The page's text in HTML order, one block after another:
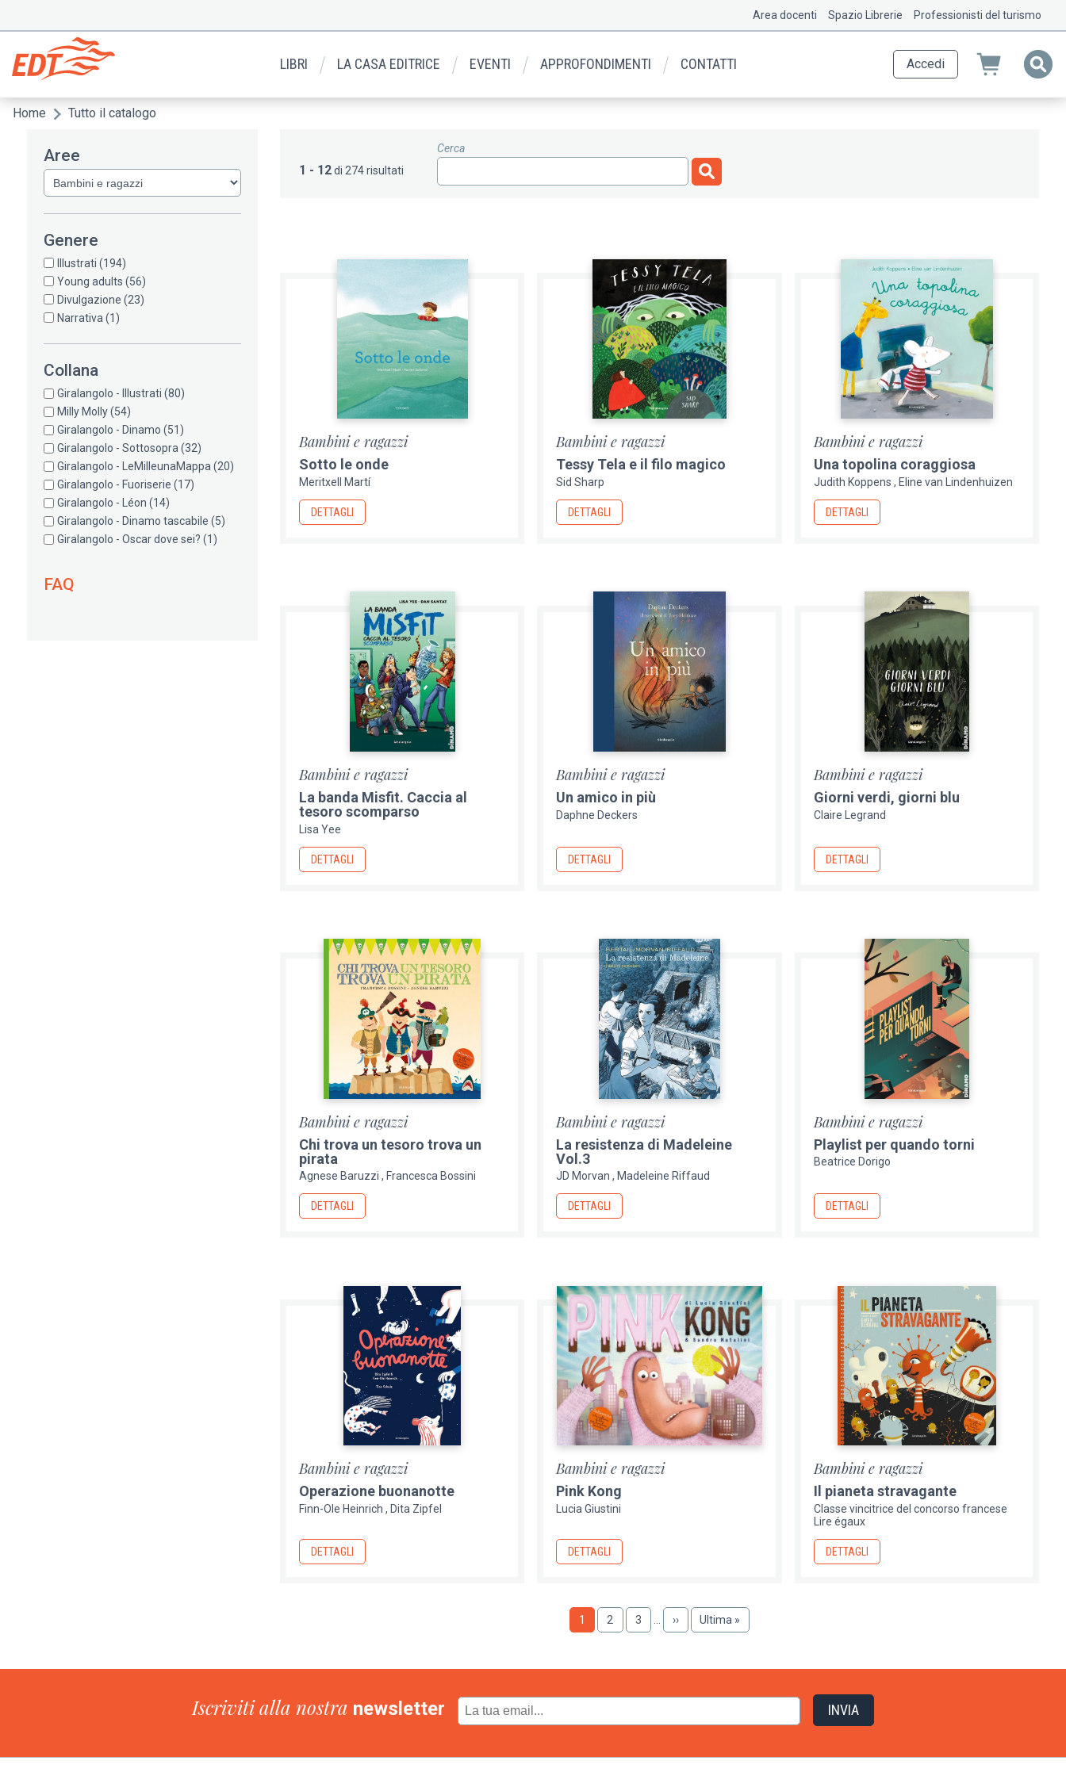
contenuto
principale
Menu
secondario
Area docenti Spazio Librerie Professionisti del turismo
LIBRI LA CASA EDITRICE EVENTI APPROFONDIMENTI CONTATTI Accedi
Briciole
pane
Home Tutto il catalogo
Aree
Genere
Illustrati (194)
Young adults (56)
Divulgazione (23)
Narrativa (1)
Collana
Giralangolo - Illustrati (80)
Milly Molly(54)
Giralangolo - Dinamo (51)
Giralangolo - Sottosopra (32)
Giralangolo - LeMilleunaMappa (20)
Giralangolo - Fuoriserie (17)
Giralangolo - Léon (14)
Giralangolo - Dinamo tascabile (5)
Giralangolo - Oscar dove sei? (1)
FAQ
1 - 12di 274 risultati
Cerca
Bambini e ragazzi
Sotto le onde
Meritxell Martí
DETTAGLI
Bambini e ragazzi
Tessy Tela e il filo magico
Sid Sharp
DETTAGLI
Bambini e ragazzi
Una topolina coraggiosa
Judith Koppens Eline van Lindenhuizen
DETTAGLI
Bambini e ragazzi
La banda Misfit. Caccia al
tesoro scomparso
Lisa Yee
DETTAGLI
Bambini e ragazzi
Un amico in più
Daphne Deckers
DETTAGLI
Bambini e ragazzi
Giorni verdi, giorni blu
Claire Legrand
DETTAGLI
Bambini e ragazzi
Chi trova un tesoro trova un
pirata
Agnese Baruzzi Francesca Bossini
DETTAGLI
Bambini e ragazzi
La resistenza di Madeleine
Vol.3
JD Morvan Madeleine Riffaud
DETTAGLI
Bambini e ragazzi
Playlist per quando torni
Beatrice Dorigo
DETTAGLI
Bambini e ragazzi
Operazione buonanotte
Finn-Ole Heinrich Dita Zipfel
DETTAGLI
Bambini e ragazzi
Pink Kong
Lucia Giustini
DETTAGLI
Bambini e ragazzi
Il pianeta stravagante
Classe vincitrice del concorso francese
Lire égaux
DETTAGLI
Pagina
1 Pagina
2 Pagina
3
Pagina
successiva
››
Ultima
pagina
Ultima »
Iscriviti alla nostra newsletter